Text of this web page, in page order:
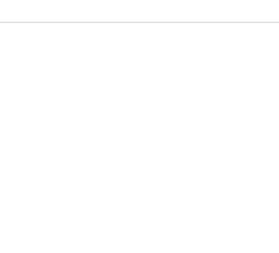
PERの推移にアクセスできます。